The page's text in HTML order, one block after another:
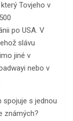
Tovjeho v
po USA. V
slávu
jiné v
nebo v
spojuje s jednou
známých?